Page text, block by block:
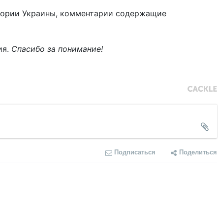
Украины, комментарии содержащие
Спасибо за понимание!
Подписаться Поделиться